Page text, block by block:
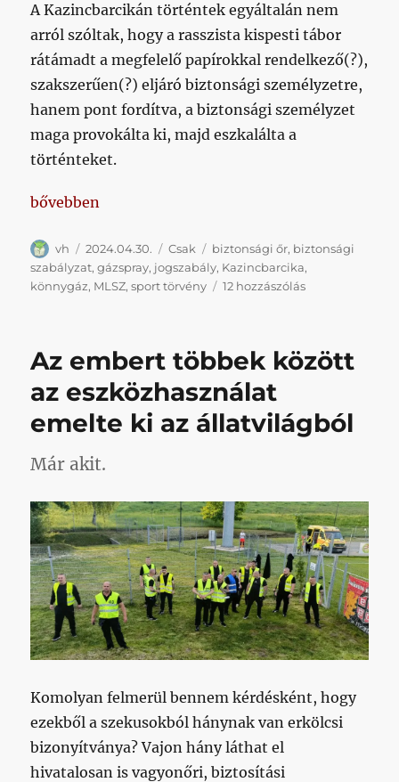
A Kazincbarcikán történtek egyáltalán nem
arról szóltak, hogy a rasszista kispesti tábor
rátámadt a megfelelő papírokkal rendelkező(?),
szakszerűen(?) eljáró biztonsági személyzetre,
hanem pont fordítva, a biztonsági személyzet
maga provokálta ki, majd eszkalálta a
történteket.
„Akció és reakció”
bővebben
Szerző
vh Közzétéve
2024.04.30. Kategória
Csak Címke
biztonsági őr, biztonsági
szabályzat,gázspray, jogszabály, Kazincbarcika,
könnygáz, MLSZ,sport törvény 12 hozzászólásAkció
bejegyzéshez
Az embert többek között
az eszközhasználat
emelte ki az állatvilágból
Már akit.
Komolyan felmerül bennem kérdésként, hogy
ezekből a szekusokból hánynak van erkölcsi
bizonyítványa? Vajon hány láthat el
hivatalosan is vagyonőri, biztosítási